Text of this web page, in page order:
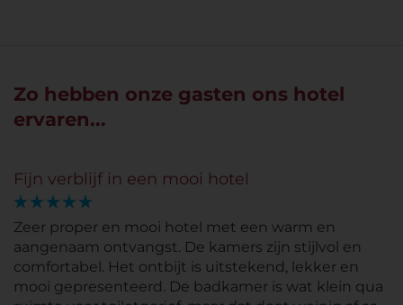
Zo hebben onze gasten ons hotel
ervaren...
Fijn verblijf in een mooi hotel
Zeer proper en mooi hotel met een warm en
aangenaam ontvangst. De kamers zijn stijlvol en
comfortabel. Het ontbijt is uitstekend, lekker en
mooi gepresenteerd. De badkamer is wat klein qua